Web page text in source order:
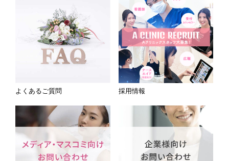
よくあるご質問 採用情報